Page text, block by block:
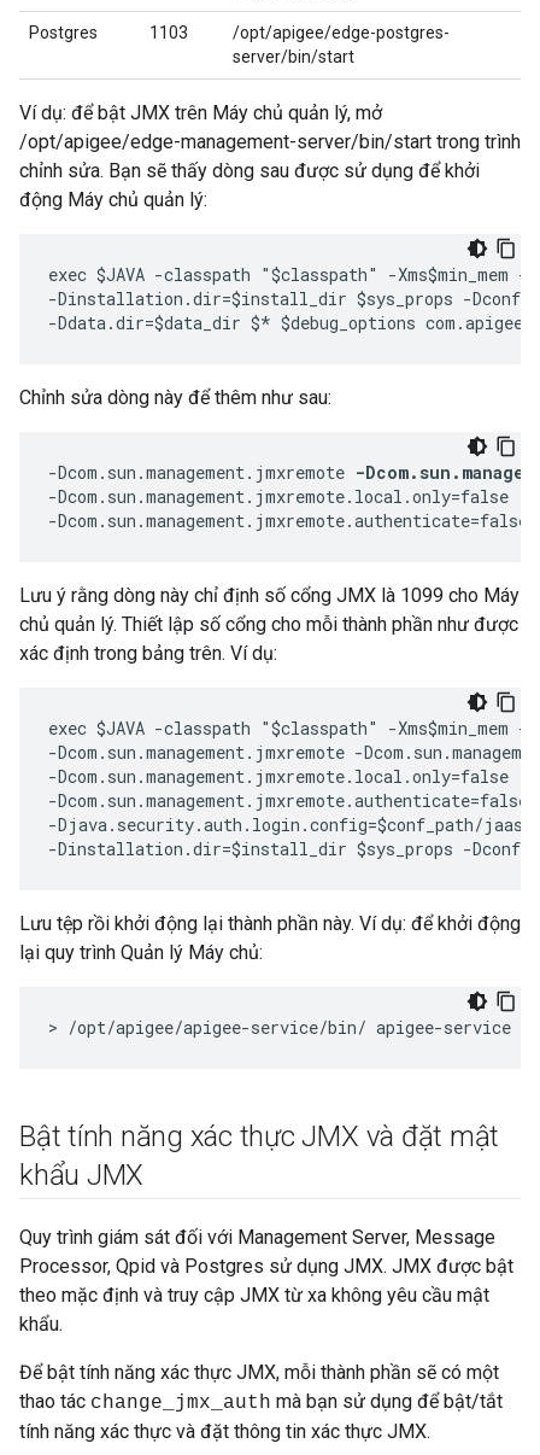
Postgres 1103
/opt/apigee/edge-postgres-
server/bin/start
Ví dụ: để bật JMX trên Máy chủ quản lý, mở
/opt/apigee/edge-management-server/bin/start trong trình
chỉnh sửa. Bạn sẽ thấy dòng sau được sử dụng để khởi
động Máy chủ quản lý:
exec $JAVA -classpath "$classpath" -
-Dinstallation.dir=$install_dir $sys_props -
-Ddata.dir=$data_dir $* $debug_options
Chỉnh sửa dòng này để thêm như sau:
-Dcom.sun.management.jmxremote -
-Dcom.sun.management.jmxremote.local.only=false
-
Lưu ý rằng dòng này chỉ định số cổng JMX là 1099 cho Máy
chủ quản lý. Thiết lập số cổng cho mỗi thành phần như được
xác định trong bảng trên. Ví dụ:
exec $JAVA -classpath "$classpath" -Xms$min_mem -
-Dcom.sun.management.jmxremote -
-Dcom.sun.management.jmxremote.local.only=false
-
-Djava.security.auth.login.config=$conf_path/
-Dinstallation.dir=$install_dir $sys_props -
Lưu tệp rồi khởi động lại thành phần này. Ví dụ: để khởi động
lại quy trình Quản lý Máy chủ:
> /opt/apigee/apigee-service/bin/ apigee-service
Bật tính năng xác thực JMX và đặt mật
khẩu JMX
Quy trình giám sát đối với Management Server, Message
Processor, Qpid và Postgres sử dụng JMX. JMX được bật
theo mặc định và truy cập JMX từ xa không yêu cầu mật
khẩu.
Để bật tính năng xác thực JMX, mỗi thành phần sẽ có một
thao tác change_jmx_auth mà bạn sử dụng để bật/tắt
tính năng xác thực và đặt thông tin xác thực JMX.